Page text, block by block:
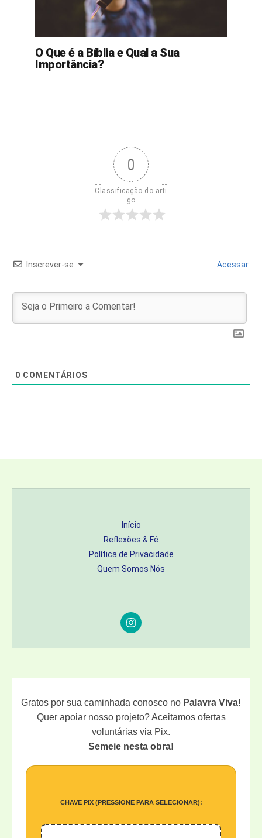
O Que é a Bíblia e Qual a Sua
Importância?
0
Classificação do arti
go
Inscrever-se Acessar
0 COMENTÁRIOS
Início
Reflexões & Fé
Política de Privacidade
Quem Somos Nós
Gratos por sua caminhada conosco no Palavra Viva!
Quer apoiar nosso projeto? Aceitamos ofertas
voluntárias via Pix.
Semeie nesta obra!
CHAVE PIX (PRESSIONE PARA SELECIONAR):